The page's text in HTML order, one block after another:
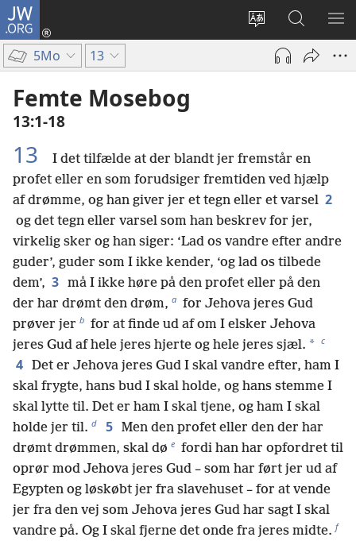
JW.ORG
Vælg
sprog
Log
på
(åbner
Søg
på
JW.ORG
VIS
5Mo 13
Femte Mosebog
13:1-18
13
I det tilfælde at der blandt jer fremstår en
profet eller en som forudsiger fremtiden ved hjælp
af drømme, og han giver jer et tegn eller et varsel 2
og det tegn eller varsel som han beskrev for jer,
virkelig sker og han siger: ‘Lad os vandre efter andre
guder’, guder som I ikke kender, ‘og lad os tilbede
dem’, 3 må I ikke høre på den profet eller på den
der har drømt den drøm, a for Jehova jeres Gud
prøver jer b for at finde ud af om I elsker Jehova
jeres Gud af hele jeres hjerte og hele jeres sjæl. * c
4 Det er Jehova jeres Gud I skal vandre efter, ham I
skal frygte, hans bud I skal holde, og hans stemme I
skal lytte til. Det er ham I skal tjene, og ham I skal
holde jer til. d 5 Men den profet eller den der har
drømt drømmen, skal dø e fordi han har opfordret til
oprør mod Jehova jeres Gud – som har ført jer ud af
Egypten og løskøbt jer fra slavehuset – for at vende
jer fra den vej som Jehova jeres Gud har sagt I skal
vandre på. Og I skal fjerne det onde fra jeres midte. f